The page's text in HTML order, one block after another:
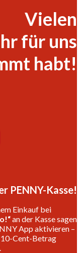
Vielen
für uns
habt!
PENNY-Kasse!
Einkauf bei
an der Kasse sagen
App aktivieren –
10-Cent-Betrag